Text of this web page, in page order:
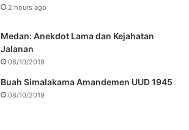
2 hours ago
Medan: Anekdot Lama dan Kejahatan
Jalanan
08/10/2019
Buah Simalakama Amandemen UUD 1945
08/10/2019